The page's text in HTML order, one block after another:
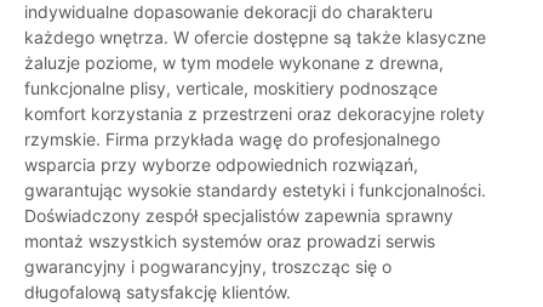
indywidualne dopasowanie dekoracji do charakteru
każdego wnętrza. W ofercie dostępne są także klasyczne
żaluzje poziome, w tym modele wykonane z drewna,
funkcjonalne plisy, verticale, moskitiery podnoszące
komfort korzystania z przestrzeni oraz dekoracyjne rolety
rzymskie. Firma przykłada wagę do profesjonalnego
wsparcia przy wyborze odpowiednich rozwiązań,
gwarantując wysokie standardy estetyki i funkcjonalności.
Doświadczony zespół specjalistów zapewnia sprawny
montaż wszystkich systemów oraz prowadzi serwis
gwarancyjny i pogwarancyjny, troszcząc się o
długofalową satysfakcję klientów.